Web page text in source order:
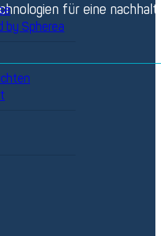
by Spherea
für eine